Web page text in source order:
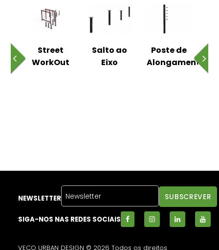
Street
WorkOut
Salto ao
Eixo
Poste de
Alongamentos
NEWSLETTER
SIGA-NOS NAS REDES SOCIAIS
VECO URBAN DESIGN © 2026 Todos os direitos